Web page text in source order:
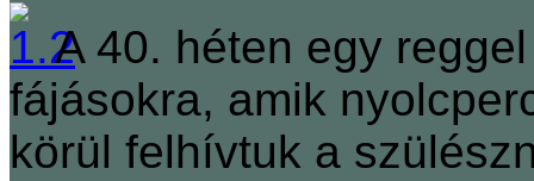
A 40. héten egy
fájásokra, amik
körül felhívtuk a